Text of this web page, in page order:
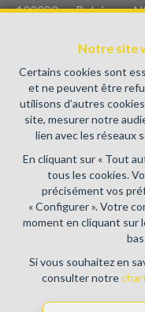
Notre site
Certains cookies sont
et ne peuvent être
utilisons d’autres
site, mesurer notre
lien avec les réseaux
En cliquant sur « Tout
tous les cookies.
précisément vos
« Configurer ». Votre
moment en cliquant sur
Si vous souhaitez en
consulter notre
100082 en Belgique -
immobiliers, rue du
505 38 50 -
RC professionnelle et
Place du Trône 1,
Couverture valable
Conditions
Charte de
POWERED BY